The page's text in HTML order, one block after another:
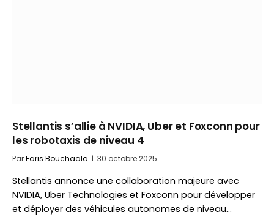
Stellantis s’allie à NVIDIA, Uber et Foxconn pour
les robotaxis de niveau 4
ParFaris Bouchaala 30 octobre 2025
Stellantis annonce une collaboration majeure avec
NVIDIA, Uber Technologies et Foxconn pour développer
et déployer des véhicules autonomes de niveau…